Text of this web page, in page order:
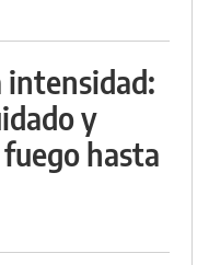
intensidad:
y
hasta